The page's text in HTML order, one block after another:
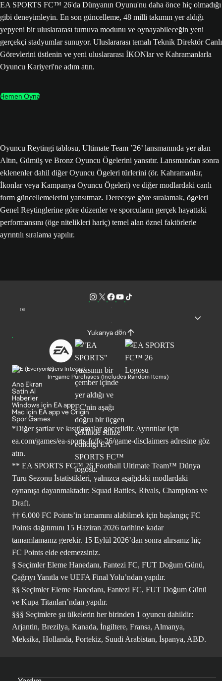
EA SPORTS FC™ 26'da Dünyanın Oyunu'nu daha önce hiç olmadığı
gibi deneyimleyin. En son güncelleme, 48 milli takımın yer aldığı
yepyeni bir uluslararası turnuva modunu ve oynayabileceğin yeni
gerçekçi stadyumlar sunuyor. Uluslararası temalı Teknik Direktör Canlı
Görevlerini üstlenin ve yeni uluslararası İKONlar ve Kahramanlarla
Oyuncu Kariyeri'ne adım atın.
Hemen Oyna
Oyuncu Reytingi tablosu, Ultimate Team ’26’ lansmanında yer alan
Altın, Gümüş ve Bronz Oyuncu Ögelerini yansıtır. Lansmandan sonra
eklenenler dahil diğer Oyuncu Ögeleri türlerini (ör. Kahramanlar,
İkonlar veya Kampanya Oyuncu Ögeleri) ve diğer modlardaki canlı
form güncellemelerini yansıtmaz. Dereceye göre sıralamak, ögeleri
Genel Reytinglerine göre düzenler ve sporcuların gerçek hayattaki
performansını (öge nitelikleri hariç) temel alan öznel faktörlerle
ayrıntılı sıralama yapılır.
Dil
Yukarıya dön
Users Interact
In-game Purchases (Includes Random Items)
Ana Ekran
Satin Al
Haberler
Windows için EA app
Mac için EA app ve Origin
Spor Games
*Diğer şartlar ve kısıtlamalar geçerlidir. Ayrıntılar için
ea.com/games/ea-sports-fc/fc-26/game-disclaimers adresine göz
atın.
** EA SPORTS FC™ 26 Football Ultimate Team™ Dünya
Turu Sezonu İstatistikleri, yalnızca aşağıdaki modlardaki
oynanışa dayanmaktadır: Squad Battles, Rivals, Champions ve
Draft.
†† 6.000 FC Points’in tamamını alabilmek için başlangıç FC
Points dağıtımını 15 Haziran 2026 tarihine kadar
tamamlamanız gerekir. 15 Eylül 2026’dan sonra alırsanız hiç
FC Points elde edemezsiniz.
§ Seçimler Eleme Hanedanı, Fantezi FC, FUT Doğum Günü,
Çağrıyı Yanıtla ve UEFA Final Yolu’ndan yapılır.
§§ Seçimler Eleme Hanedanı, Fantezi FC, FUT Doğum Günü
ve Kupa Titanları’ndan yapılır.
§§§ Seçimlere şu ülkelerin her birinden 1 oyuncu dahildir:
Arjantin, Brezilya, Kanada, İngiltere, Fransa, Almanya,
Meksika, Hollanda, Portekiz, Suudi Arabistan, İspanya, ABD.